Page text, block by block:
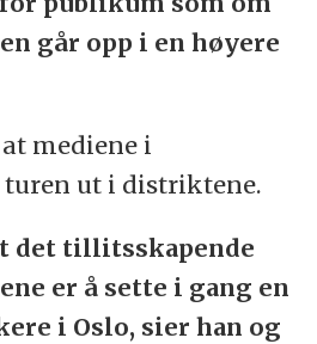
går opp i en høyere
mediene i
ut i distriktene.
det tillitsskapende
er å sette i gang en
i Oslo, sier han og